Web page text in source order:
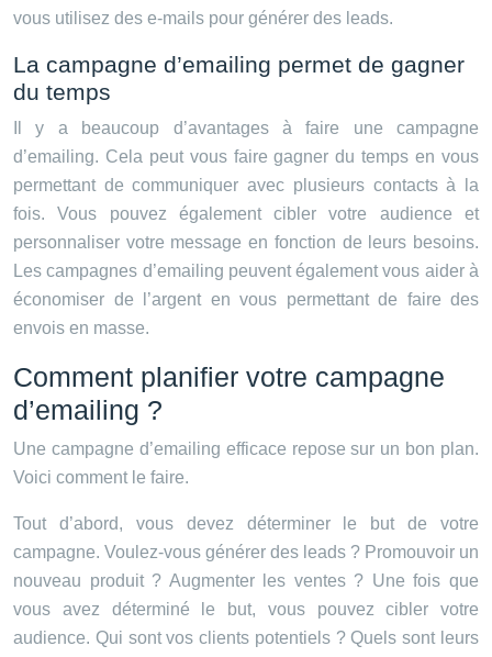
vous utilisez des e-mails pour générer des leads.
La campagne d’emailing permet de gagner
du temps
Il y a beaucoup d’avantages à faire une campagne
d’emailing. Cela peut vous faire gagner du temps en vous
permettant de communiquer avec plusieurs contacts à la
fois. Vous pouvez également cibler votre audience et
personnaliser votre message en fonction de leurs besoins.
Les campagnes d’emailing peuvent également vous aider à
économiser de l’argent en vous permettant de faire des
envois en masse.
Comment planifier votre campagne
d’emailing ?
Une campagne d’emailing efficace repose sur un bon plan.
Voici comment le faire.
Tout d’abord, vous devez déterminer le but de votre
campagne. Voulez-vous générer des leads ? Promouvoir un
nouveau produit ? Augmenter les ventes ? Une fois que
vous avez déterminé le but, vous pouvez cibler votre
audience. Qui sont vos clients potentiels ? Quels sont leurs